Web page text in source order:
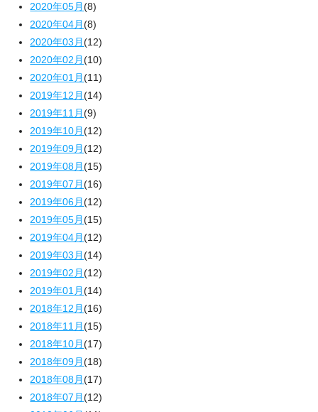
2020年05月(8)
2020年04月(8)
2020年03月(12)
2020年02月(10)
2020年01月(11)
2019年12月(14)
2019年11月(9)
2019年10月(12)
2019年09月(12)
2019年08月(15)
2019年07月(16)
2019年06月(12)
2019年05月(15)
2019年04月(12)
2019年03月(14)
2019年02月(12)
2019年01月(14)
2018年12月(16)
2018年11月(15)
2018年10月(17)
2018年09月(18)
2018年08月(17)
2018年07月(12)